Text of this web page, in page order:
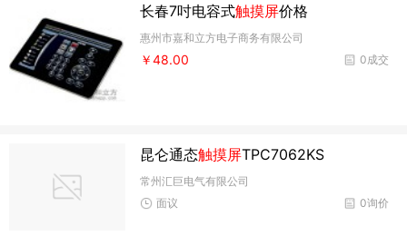
长春7吋电容式触摸屏价格
惠州市嘉和立方电子商务有限公司
0成交
￥48.00
昆仑通态触摸屏TPC7062KS
常州汇巨电气有限公司
0询价
面议